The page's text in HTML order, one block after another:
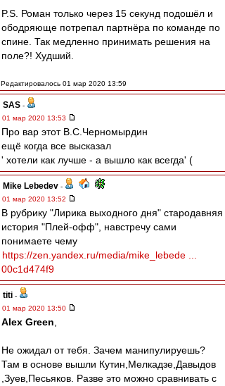
P.S. Роман только через 15 секунд подошёл и
ободряюще потрепал партнёра по команде по
спине. Так медленно принимать решения на
поле?! Худший.
Редактировалось 01 мар 2020 13:59
SAS -
01 мар 2020 13:53
Про вар этот В.С.Черномырдин
ещё когда все высказал
' хотели как лучше - а вышло как всегда' (
Mike Lebedev -
01 мар 2020 13:52
В рубрику "Лирика выходного дня" стародавняя
история "Плей-офф", навстречу сами
понимаете чему
https://zen.yandex.ru/media/mike_lebede ...
00c1d474f9
titi -
01 мар 2020 13:50
Alex Green
Не ожидал от тебя. Зачем манипулируешь?
Там в основе вышли Кутин,Мелкадзе,Давыдов
,Зуев,Песьяков. Разве это можно сравнивать с